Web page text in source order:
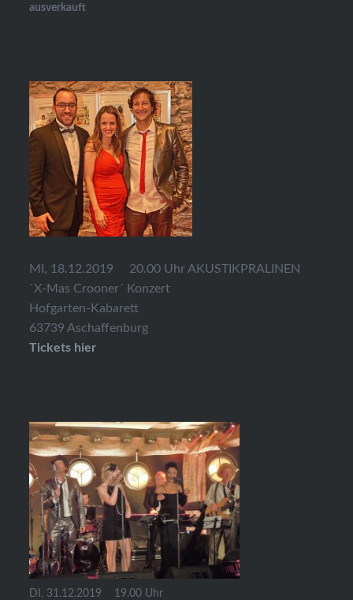
ausverkauft
MI, 18.12.2019 20.00 Uhr AKUSTIKPRALINEN
`X-Mas Crooner´ Konzert
Hofgarten-Kabarett
63739 Aschaffenburg
Tickets hier
DI, 31.12.2019 19.00 Uhr